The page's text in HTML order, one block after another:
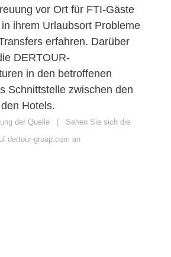
vor Ort für FTI-Gäste
ihrem Urlaubsort Probleme
erfahren. Darüber
DERTOUR-
in den betroffenen
Schnittstelle zwischen den
Hotels.
der Quelle
Sehen Sie sich die
dertour-group.com an